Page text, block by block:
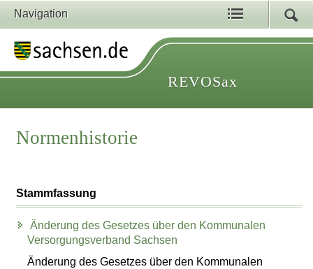
Navigation
REVOSax
Normenhistorie
Stammfassung
Änderung des Gesetzes über den Kommunalen
Versorgungsverband Sachsen
Änderung des Gesetzes über den Kommunalen